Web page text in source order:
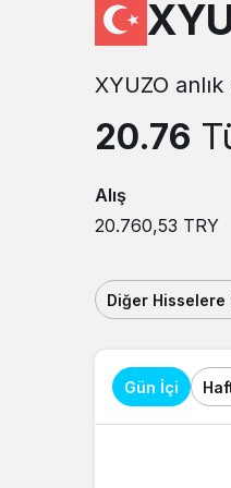
XYUZO
20.76
Alış
20.760,53 TRY
Diğer Hisselere
Gün İçi